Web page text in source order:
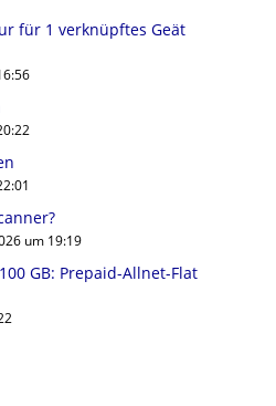
für 1 verknüpftes Geät
um 19:19
GB: Prepaid-Allnet-Flat